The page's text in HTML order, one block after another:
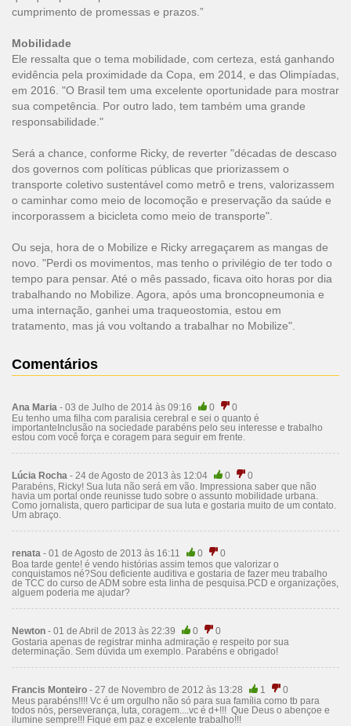
cumprimento de promessas e prazos.”
Mobilidade
Ele ressalta que o tema mobilidade, com certeza, está ganhando
evidência pela proximidade da Copa, em 2014, e das Olimpíadas,
em 2016. "O Brasil tem uma excelente oportunidade para mostrar
sua competência. Por outro lado, tem também uma grande
responsabilidade."
Será a chance, conforme Ricky, de reverter "décadas de descaso
dos governos com políticas públicas que priorizassem o
transporte coletivo sustentável como metrô e trens, valorizassem
o caminhar como meio de locomoção e preservação da saúde e
incorporassem a bicicleta como meio de transporte".
Ou seja, hora de o Mobilize e Ricky arregaçarem as mangas de
novo. "Perdi os movimentos, mas tenho o privilégio de ter todo o
tempo para pensar. Até o mês passado, ficava oito horas por dia
trabalhando no Mobilize. Agora, após uma broncopneumonia e
uma internação, ganhei uma traqueostomia, estou em
tratamento, mas já vou voltando a trabalhar no Mobilize".
Comentários
Ana Maria - 03 de Julho de 2014 às 09:16 0
0
Eu tenho uma filha com paralisia cerebral e sei o quanto é
importanteInclusão na sociedade parabéns pelo seu interesse e trabalho
estou com você força e coragem para seguir em frente.
Lúcia Rocha - 24 de Agosto de 2013 às 12:04 0
0
Parabéns, Ricky! Sua luta não será em vão. Impressiona saber que não
havia um portal onde reunisse tudo sobre o assunto mobilidade urbana.
Como jornalista, quero participar de sua luta e gostaria muito de um contato.
Um abraço.
renata - 01 de Agosto de 2013 às 16:11 0
0
Boa tarde gente! é vendo histórias assim temos que valorizar o
conquistamos né?Sou deficiente auditiva e gostaria de fazer meu trabalho
de TCC do curso de ADM sobre esta linha de pesquisa.PCD e organizações,
alguem poderia me ajudar?
Newton - 01 de Abril de 2013 às 22:39 0
0
Gostaria apenas de registrar minha admiração e respeito por sua
determinação. Sem dúvida um exemplo. Parabéns e obrigado!
Francis Monteiro - 27 de Novembro de 2012 às 13:28 1
0
Meus parabéns!!!! Vc é um orgulho não só para sua família como tb para
todos nós, perseverança, luta, coragem....vc é d+!!! Que Deus o abençoe e
ilumine sempre!!! Fique em paz e excelente trabalho!!!